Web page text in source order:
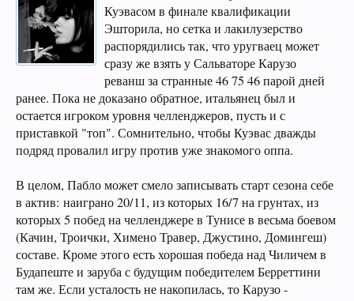
Куэвасом в финале квалификации
Эшторила, но сетка и лакилузерство
распорядились так, что уругваец может
сразу же взять у Сальваторе Карузо
реванш за странные 46 75 46 парой дней
ранее. Пока не доказано обратное, итальянец был и
остается игроком уровня челленджеров, пусть и с
приставкой "топ". Сомнительно, чтобы Куэвас дважды
подряд провалил игру против уже знакомого оппа.
В целом, Пабло может смело записывать старт сезона себе
в актив: наиграно 20/11, из которых 16/7 на грунтах, из
которых 5 побед на челленджере в Тунисе в весьма боевом
(Качин, Троички, Химено Травер, Джустино, Домингеш)
составе. Кроме этого есть хорошая победа над Чиличем в
Будапеште и заруба с будущим победителем Берреттини
там же. Если усталость не накопилась, то Карузо -